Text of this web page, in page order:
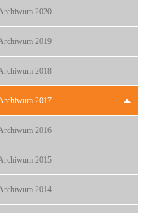
2020
2019
2018
2017
2016
2015
2014